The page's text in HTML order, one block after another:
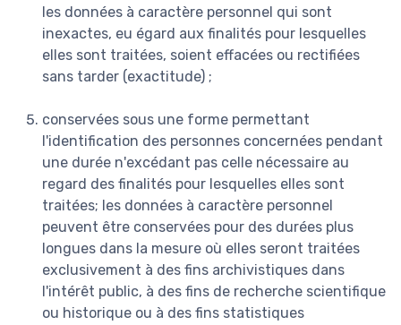
les données à caractère personnel qui sont
inexactes, eu égard aux finalités pour lesquelles
elles sont traitées, soient effacées ou rectifiées
sans tarder (exactitude) ;
conservées sous une forme permettant
l'identification des personnes concernées pendant
une durée n'excédant pas celle nécessaire au
regard des finalités pour lesquelles elles sont
traitées; les données à caractère personnel
peuvent être conservées pour des durées plus
longues dans la mesure où elles seront traitées
exclusivement à des fins archivistiques dans
l'intérêt public, à des fins de recherche scientifique
ou historique ou à des fins statistiques